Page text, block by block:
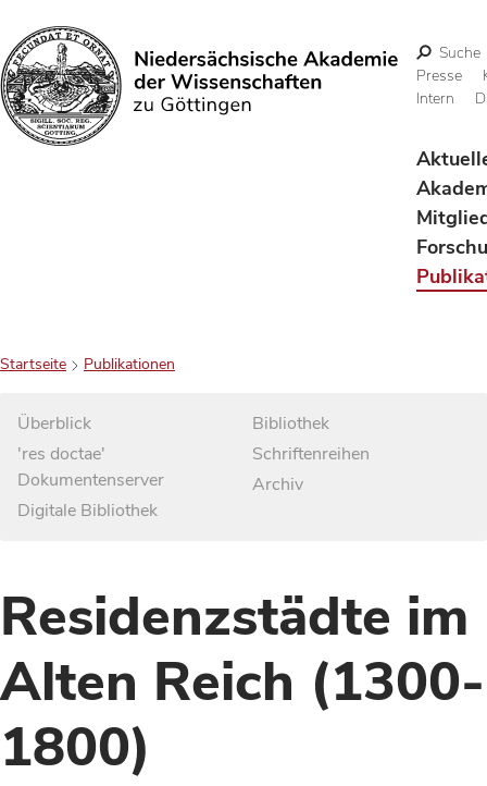
Suchen
Suche
Presse
Intern
Startseite Publikationen
Überblick
'res doctae'
Dokumentenserver
Digitale Bibliothek
Bibliothek
Schriftenreihen
Archiv
Residenzstädte im
Alten Reich (1300-
1800)